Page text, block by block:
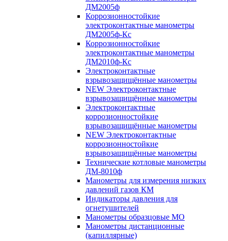
ДМ2005ф
Коррозионностойкие
электроконтактные манометры
ДМ2005ф-Кс
Коррозионностойкие
электроконтактные манометры
ДМ2010ф-Кс
Электроконтактные
взрывозащищённые манометры
NEW Электроконтактные
взрывозащищённые манометры
Электроконтактные
коррозионностойкие
взрывозащищённые манометры
NEW Электроконтактные
коррозионностойкие
взрывозащищённые манометры
Технические котловые манометры
ДМ-8010ф
Манометры для измерения низких
давлений газов КМ
Индикаторы давления для
огнетушителей
Манометры образцовые МО
Манометры дистанционные
(капиллярные)